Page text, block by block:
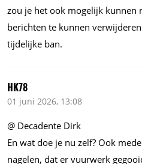
zou je het ook mogelijk kunnen
berichten te kunnen
tijdelijke ban.
HK78
01 juni 2026, 13:08
@ Decadente Dirk
En wat doe je nu zelf? Ook
nagelen, dat er vuurwerk